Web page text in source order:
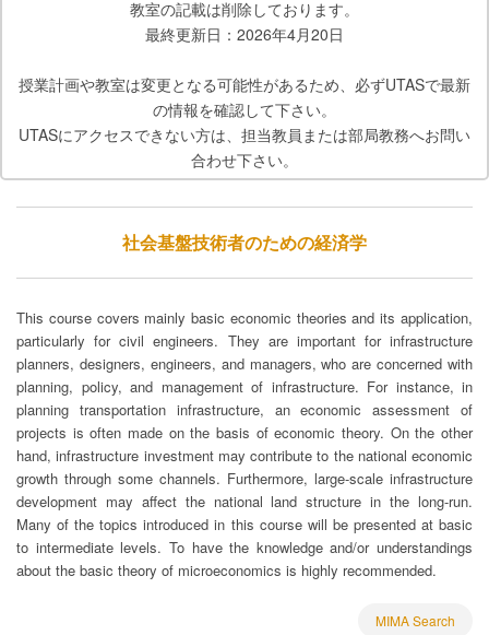
教室の記載は削除しております。
最終更新日：2026年4月20日
授業計画や教室は変更となる可能性があるため、必ずUTASで最新
の情報を確認して下さい。
UTASにアクセスできない方は、担当教員または部局教務へお問い
合わせ下さい。
社会基盤技術者のための経済学
This course covers mainly basic economic theories and its application,
particularly for civil engineers. They are important for infrastructure
planners, designers, engineers, and managers, who are concerned with
planning, policy, and management of infrastructure. For instance, in
planning transportation infrastructure, an economic assessment of
projects is often made on the basis of economic theory. On the other
hand, infrastructure investment may contribute to the national economic
growth through some channels. Furthermore, large-scale infrastructure
development may affect the national land structure in the long-run.
Many of the topics introduced in this course will be presented at basic
to intermediate levels. To have the knowledge and/or understandings
about the basic theory of microeconomics is highly recommended.
MIMA Search